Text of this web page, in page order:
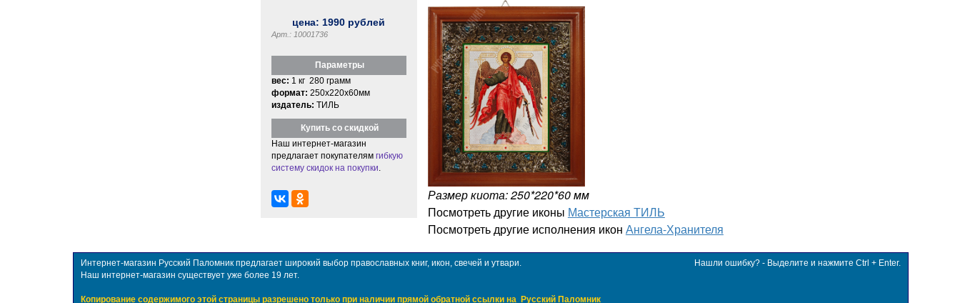
цена: 1990 рублей
Арт.: 10001736
Параметры
вес: 1 кг 280 грамм
формат: 250x220x60мм
издатель: ТИЛЬ
Купить со скидкой
Наш интернет-магазин
предлагает покупателям гибкую
систему скидок на покупки
Размер киота: 250*220*60 мм
Посмотреть другие иконы Мастерская ТИЛЬ
Посмотреть другие исполнения икон Ангела-Хранителя
Интернет-магазин Русский Паломник предлагает широкий выбор православных книг, икон, свечей и утвари.
Наш интернет-магазин существует уже более 19 лет.
Копирование содержимого этой страницы разрешено только при наличии прямой обратной ссылки на Русский Паломник
Нашли ошибку? - Выделите и нажмите Ctrl + Enter.